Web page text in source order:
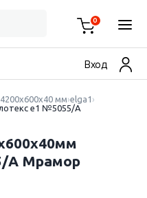
0
Вход
мм elga1
е1 №5055/A
A Мрамор